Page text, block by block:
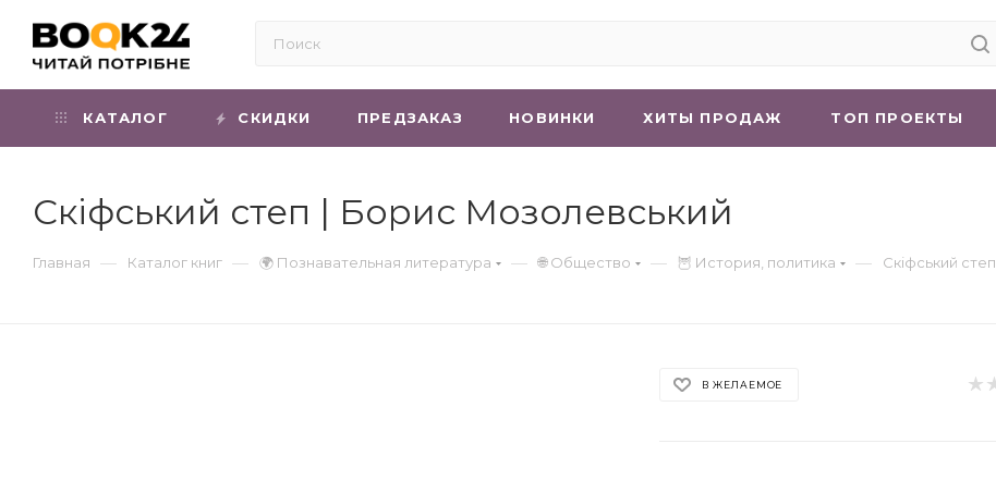
КАТАЛОГ СКИДКИ ПРЕДЗАКАЗ НОВИНКИ ХИТЫ ПРОДАЖ ТОП ПРОЕКТЫ
Скіфський степ | Борис Мозолевський
Главная — Каталог книг — 🌍 Познавательная литература — 🌐 Общество — 🦉 История, политика — Скіфський степ
В ЖЕЛАЕМОЕ